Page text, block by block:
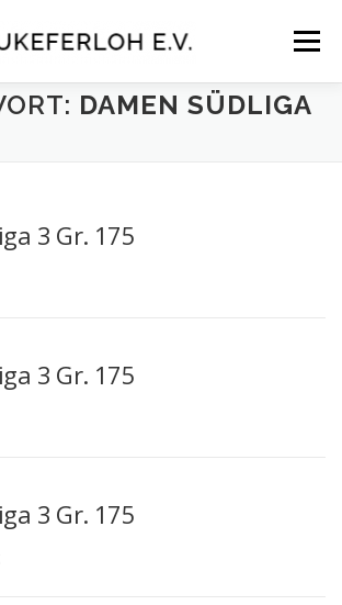
Menü
DAMEN SÜDLIGA
3 Gr. 175
3 Gr. 175
3 Gr. 175